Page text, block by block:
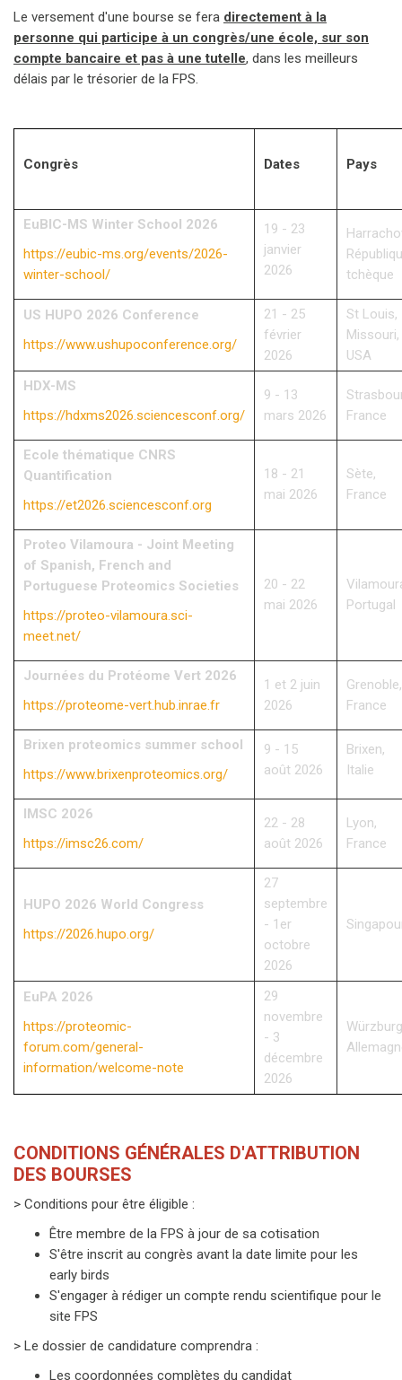
Le versement d'une bourse se fera directement à la
personne qui participe à un congrès/une école, sur son
compte bancaire et pas à une tutelle, dans les meilleurs
délais par le trésorier de la FPS.
Congrès Dates Pays
EuBIC-MS Winter School 2026
https://eubic-ms.org/events/2026-
winter-school/
19 - 23
janvier
2026
tchèque
US HUPO 2026 Conference
https://www.ushupoconference.org/
21 - 25
février
2026
St Louis,
Missouri,
USA
HDX-MS
https://hdxms2026.sciencesconf.org/
9 - 13
mars 2026
France
Ecole thématique CNRS
Quantification
https://et2026.sciencesconf.org
18 - 21
mai 2026
Sète,
France
Proteo Vilamoura - Joint Meeting
of Spanish, French and
Portuguese Proteomics Societies
https://proteo-vilamoura.sci-
meet.net/
20 - 22
mai 2026
Portugal
Journées du Protéome Vert 2026
https://proteome-vert.hub.inrae.fr
1 et 2 juin
2026
Grenoble,
France
Brixen proteomics summer school
https://www.brixenproteomics.org/
9 - 15
août 2026
Brixen,
Italie
IMSC 2026
https://imsc26.com/
22 - 28
août 2026
Lyon,
France
HUPO 2026 World Congress
https://2026.hupo.org/
27
septembre
- 1er
octobre
2026
EuPA 2026
https://proteomic-
forum.com/general-
information/welcome-note
29
novembre
- 3
décembre
2026
CONDITIONS GÉNÉRALES D'ATTRIBUTION
DES BOURSES
> Conditions pour être éligible :
Être membre de la FPS à jour de sa cotisation
S'être inscrit au congrès avant la date limite pour les
early birds
S'engager à rédiger un compte rendu scientifique pour le
site FPS
> Le dossier de candidature comprendra :
Les coordonnées complètes du candidat